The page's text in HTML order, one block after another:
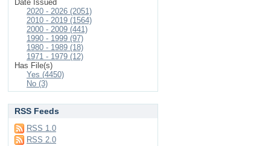
Date Issued
2020 - 2026 (2051)
2010 - 2019 (1564)
2000 - 2009 (441)
1990 - 1999 (97)
1980 - 1989 (18)
1971 - 1979 (12)
Has File(s)
Yes (4450)
No (3)
RSS Feeds
RSS 1.0
RSS 2.0